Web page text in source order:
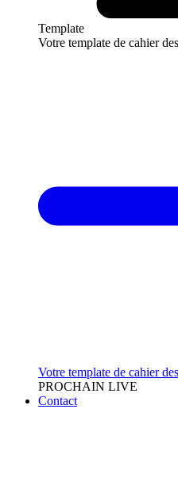
Template
Votre template de cahier
Votre template de cahier
PROCHAIN LIVE
Contact